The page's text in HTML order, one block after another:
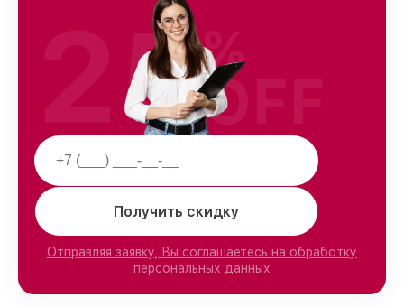
Получить скидку
Отправляя заявку, Вы соглашаетесь на обработку
персональных данных
25%
OFF